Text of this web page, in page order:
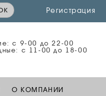
c 9-00 до 22-00
c 11-00 до 18-00
Регистрация
О КОМПАНИИ